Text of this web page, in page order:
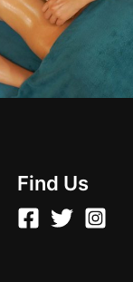
Find Us